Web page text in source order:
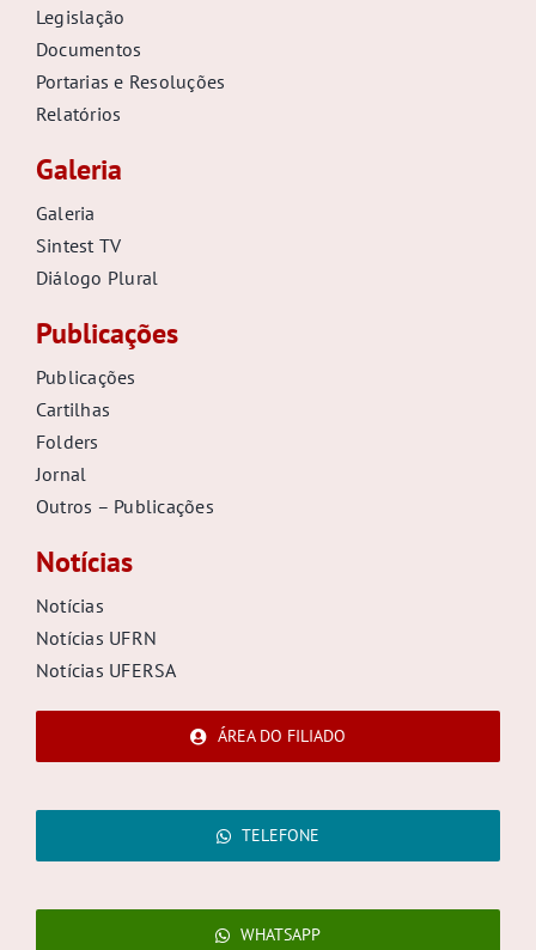
Legislação
Documentos
Portarias e Resoluções
Relatórios
Galeria
Galeria
Sintest TV
Diálogo Plural
Publicações
Publicações
Cartilhas
Folders
Jornal
Outros – Publicações
Notícias
Notícias
Notícias UFRN
Notícias UFERSA
ÁREA DO FILIADO
TELEFONE
WHATSAPP